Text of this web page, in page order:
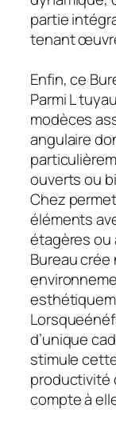
partie
tenant
Enfin, ce
Parmi L
modèces
angulaire
ouverts ou
Chez
éléments
étagères ou
Bureau
d’unique
stimule
productivité
compte à